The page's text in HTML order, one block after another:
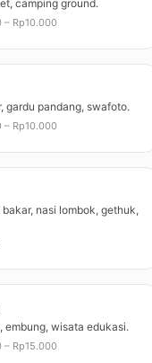
camping ground.
Rp10.000
gardu pandang, swafoto.
Rp10.000
nasi lombok, gethuk,
embung, wisata edukasi.
Rp15.000